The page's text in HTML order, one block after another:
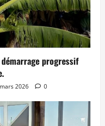
progressif
2026 0